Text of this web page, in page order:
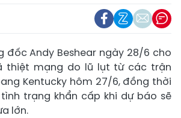
đốc Andy Beshear ngày 28/6 cho
thiệt mạng do lũ lụt từ các trận
Kentucky hôm 27/6, đồng thời
trạng khẩn cấp khi dự báo sẽ
lớn.